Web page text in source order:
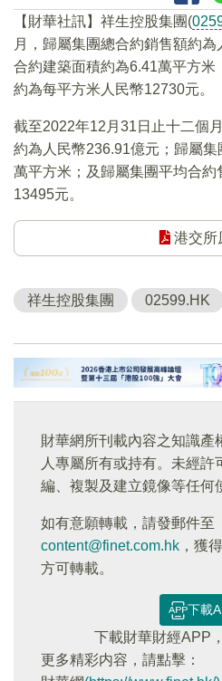
【財華社訊】祥生控股集團(
月，歸屬集團總合約銷售額約
合約建築面積約為6.41萬平方
約為每平方米人民幣12730元。
截至2022年12月31日止十二個
約為人民幣236.91億元；歸屬
萬平方米；及歸屬集團平均合
13495元。
港交所
祥生控股集團 02599.HK
財華網所刊載內容之知識產
人專屬所有或持有。未經
編、複製及建立鏡像等任何
如有意願轉載，請發郵件至
content@finet.com.hk ，獲
方可轉載。
下載
下載財華財經APP
更多精彩内容，請點擊：